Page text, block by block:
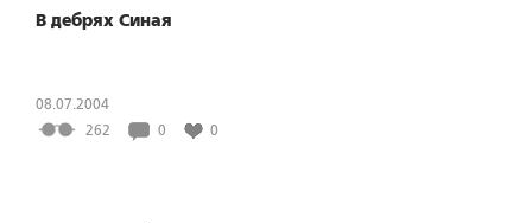
В дебрях Синая
08.07.2004
262
0 0